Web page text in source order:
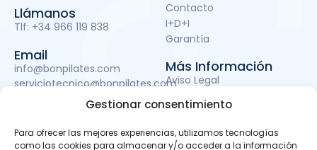
Gestionar consentimiento
Para ofrecer las mejores experiencias, utilizamos tecnologías
como las cookies para almacenar y/o acceder a la información
Llámanos
Tlf: +34 966 119 838
Email
info@bonpilates.com
serviciotecnico@bonpilates.com
Contacto
I+D+I
Garantía
Más Información
Aviso Legal
Política de Privacidad
Política de cookies
Subvenciones